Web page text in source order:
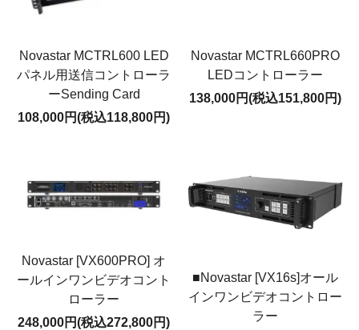
Novastar MCTRL600 LED
パネル用送信コントローラ
ーSending Card
108,000円(税込118,800円)
Novastar MCTRL660PRO
LEDコントローラー
138,000円(税込151,800円)
Novastar [VX600PRO] オ
ールインワンビデオコント
ローラー
248,000円(税込272,800円)
■Novastar [VX16s]オール
インワンビデオコントロー
ラー